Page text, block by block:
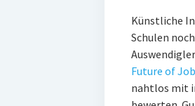
Künstliche
Schulen
Future of
nahtlos mit